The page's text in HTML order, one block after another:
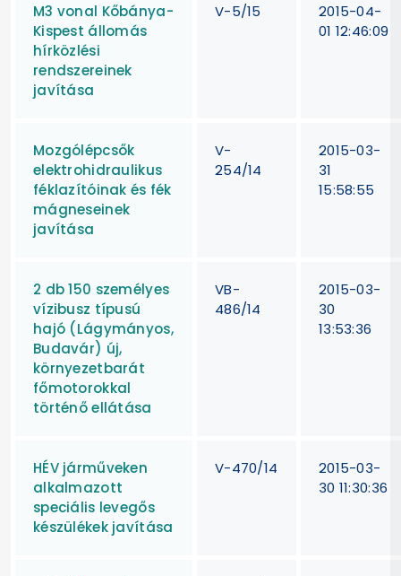
M3 vonal Kőbánya-
Kispest állomás
hírközlési
rendszereinek
javítása
V-5/15
2015-04-
01 12:46:09
Mozgólépcsők
elektrohidraulikus
féklazítóinak és fék
mágneseinek
javítása
V-
254/14
2015-03-
31
15:58:55
2 db 150 személyes
vízibusz típusú
hajó (Lágymányos,
Budavár) új,
környezetbarát
főmotorokkal
történő ellátása
VB-
486/14
2015-03-
30
13:53:36
HÉV járműveken
alkalmazott
speciális levegős
készülékek javítása
V-470/14
2015-03-
30 11:30:36